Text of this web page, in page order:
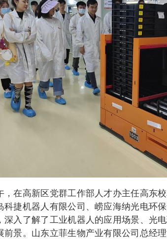
，在高新区党群工作部人才办主任高东
科捷机器人有限公司、崂应海纳光电环
深入了解了工业机器人的应用场景、光
前景。山东立菲生物产业有限公司总经